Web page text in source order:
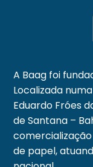
A Baag foi
Localizada
Eduardo Fróes
de Santana –
de papel,